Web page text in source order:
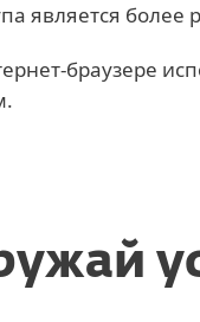
является более
браузере